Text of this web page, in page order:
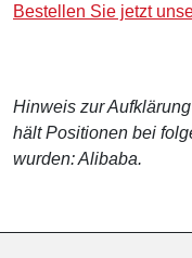
Bestellen Sie jetzt
Hinweis zur
hält Positionen bei
wurden: Alibaba.